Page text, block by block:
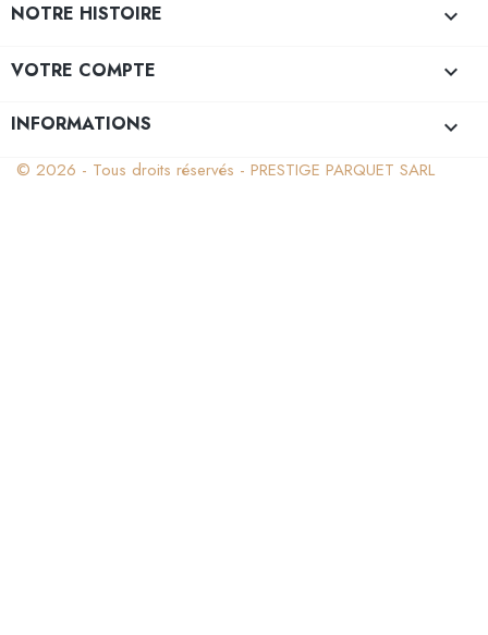
NOTRE HISTOIRE 
VOTRE COMPTE 
INFORMATIONS keyboard_arrow_down
© 2026 - Tous droits réservés - PRESTIGE PARQUET SARL